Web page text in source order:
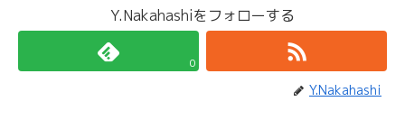
Y.Nakahashiをフォローする
0
Y.Nakahashi